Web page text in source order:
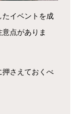
たイベントを成
点がありま
押さえておくべ